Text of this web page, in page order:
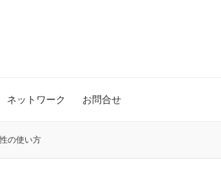
ネットワーク お問合せ
の使い方